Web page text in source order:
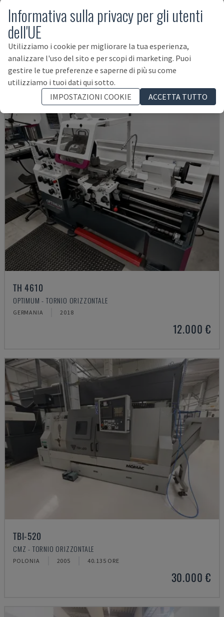
EMCOMAT 200X1000
EMCO - TORNIO ORIZZONTALE
TH 4610
OPTIMUM - TORNIO ORIZZONTALE
GERMANIA 2018
12.000 €
TBI-520
CMZ - TORNIO ORIZZONTALE
POLONIA 2005 40.135 ORE
30.000 €
Informativa sulla privacy per gli utenti
dell'UE
Utilizziamo i cookie per migliorare la tua esperienza,
analizzare l'uso del sito e per scopi di marketing. Puoi
gestire le tue preferenze e saperne di più su come
utilizziamo i tuoi dati qui sotto.
IMPOSTAZIONI COOKIE
ACCETTA TUTTO